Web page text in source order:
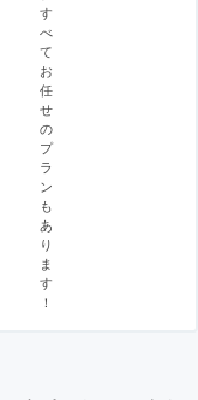
す
べ
て
お
任
せ
の
プ
ラ
ン
も
あ
り
ま
す
！